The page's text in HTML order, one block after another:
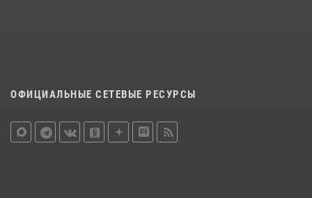
ОФИЦИАЛЬНЫЕ СЕТЕВЫЕ РЕСУРСЫ